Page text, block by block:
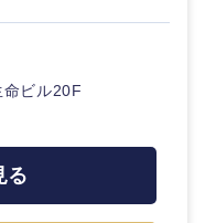
ビル20F
る